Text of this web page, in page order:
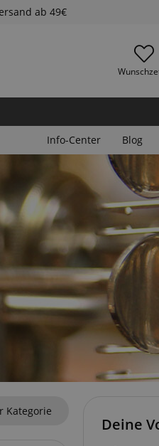
ab 49€
Info-Center Blog
Kategorie
Deine